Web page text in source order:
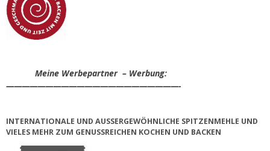
Meine Werbepartner – Werbung:
——————————————————————-
INTERNATIONALE UND AUSSERGEWÖHNLICHE SPITZENMEHLE UND V
IELES MEHR ZUM GENUSSREICHEN KOCHEN UND BACKEN